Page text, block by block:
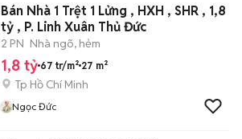
Bán Nhà 1 Trệt 1 Lửng , HXH , SHR , 1,8
tỷ , P. Linh Xuân Thủ Đức
2 PN Nhà ngõ, hẻm
1,8 tỷ 67 tr/m² 27 m²
Tp Hồ Chí Minh
Ngọc Đức